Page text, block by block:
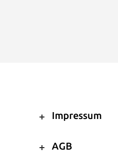
Impressum
AGB